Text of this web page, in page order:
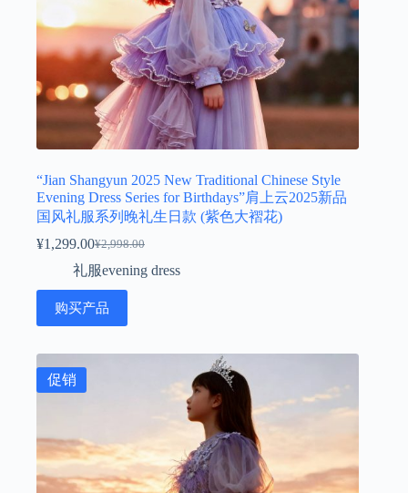
“Jian Shangyun 2025 New Traditional Chinese Style
Evening Dress Series for Birthdays”肩上云2025新品
国风礼服系列晚礼生日款 (紫色大褶花)
¥2,998.00
原
价
为：
¥2,998.00。
¥1,299.00当
前
价
格
为：
礼服evening dress
购买产品
促销